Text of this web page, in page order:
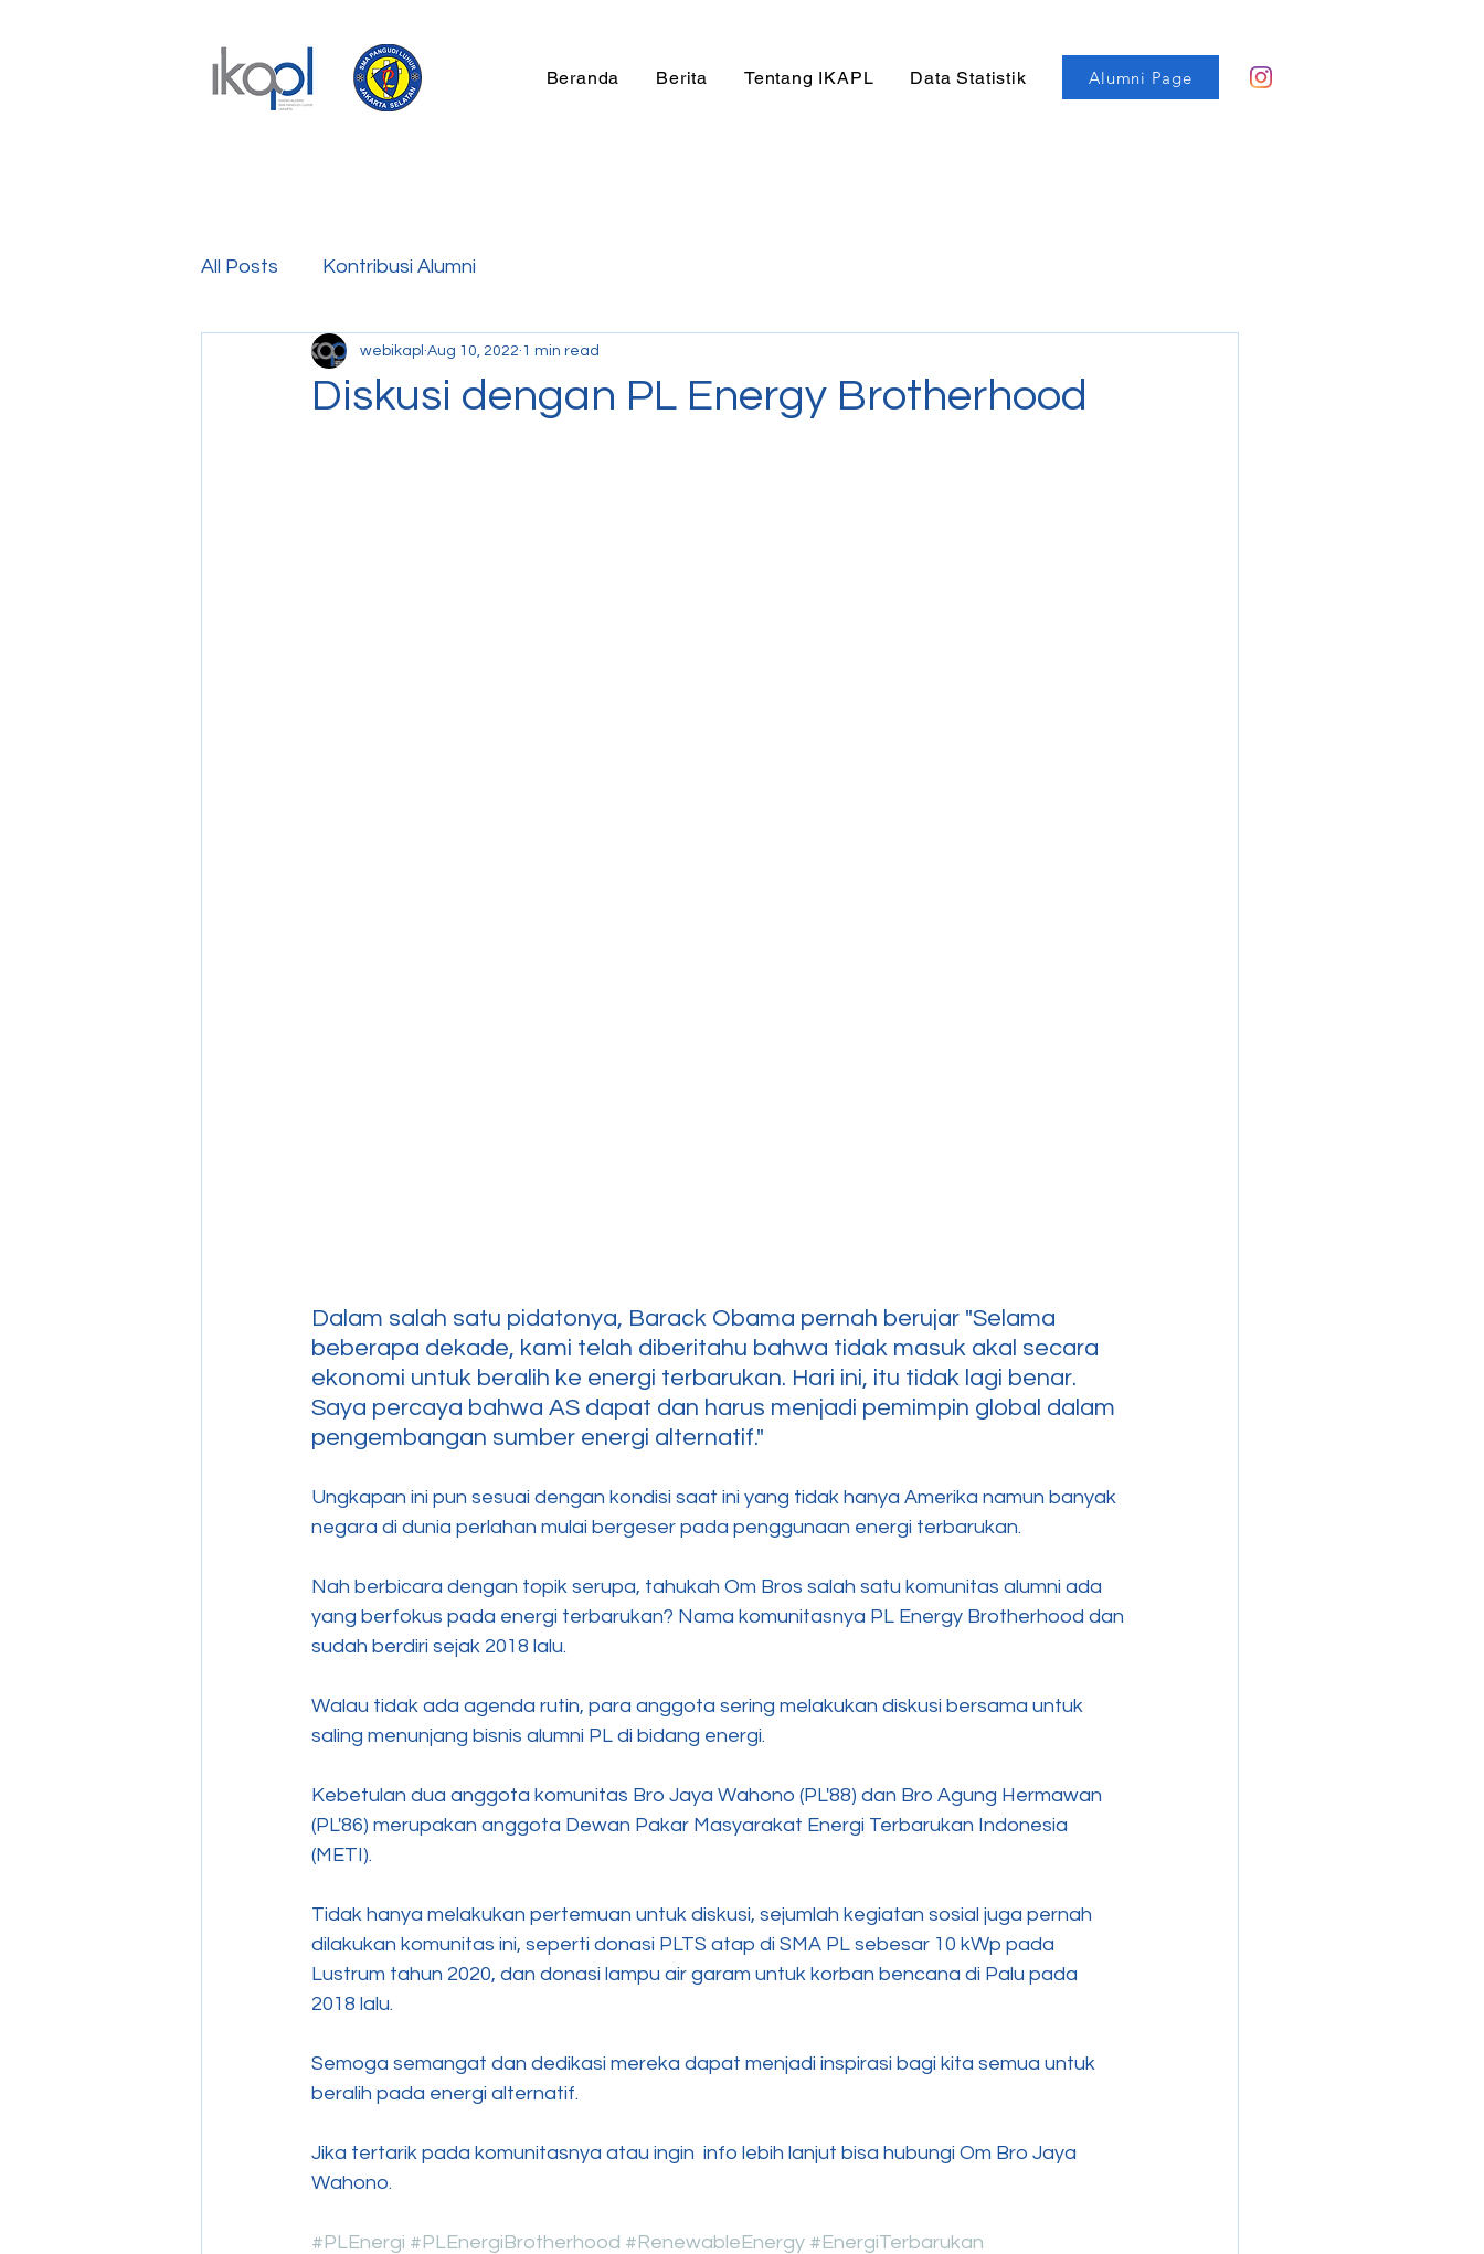
Beranda Berita Tentang IKAPL Data Statistik Alumni Page
All Posts Kontribusi Alumni
Diskusi dengan PL Energy Brotherhood
webikapl Aug 10, 2022 1 min read
Dalam salah satu pidatonya, Barack Obama pernah berujar "Selama
beberapa dekade, kami telah diberitahu bahwa tidak masuk akal secara
ekonomi untuk beralih ke energi terbarukan. Hari ini, itu tidak lagi benar.
Saya percaya bahwa AS dapat dan harus menjadi pemimpin global dalam
pengembangan sumber energi alternatif."
Ungkapan ini pun sesuai dengan kondisi saat ini yang tidak hanya Amerika namun banyak
negara di dunia perlahan mulai bergeser pada penggunaan energi terbarukan.
Nah berbicara dengan topik serupa, tahukah Om Bros salah satu komunitas alumni ada
yang berfokus pada energi terbarukan? Nama komunitasnya PL Energy Brotherhood dan
sudah berdiri sejak 2018 lalu.
Walau tidak ada agenda rutin, para anggota sering melakukan diskusi bersama untuk
saling menunjang bisnis alumni PL di bidang energi.
Kebetulan dua anggota komunitas Bro Jaya Wahono (PL'88) dan Bro Agung Hermawan
(PL'86) merupakan anggota Dewan Pakar Masyarakat Energi Terbarukan Indonesia
(METI).
Tidak hanya melakukan pertemuan untuk diskusi, sejumlah kegiatan sosial juga pernah
dilakukan komunitas ini, seperti donasi PLTS atap di SMA PL sebesar 10 kWp pada
Lustrum tahun 2020, dan donasi lampu air garam untuk korban bencana di Palu pada
2018 lalu.
Semoga semangat dan dedikasi mereka dapat menjadi inspirasi bagi kita semua untuk
beralih pada energi alternatif.
Jika tertarik pada komunitasnya atau ingin  info lebih lanjut bisa hubungi Om Bro Jaya
Wahono.
#PLEnergi #PLEnergiBrotherhood #RenewableEnergy #EnergiTerbarukan